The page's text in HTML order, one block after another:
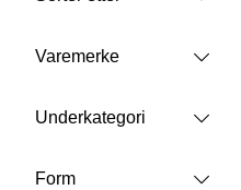
Varemerke
Underkategori
Form